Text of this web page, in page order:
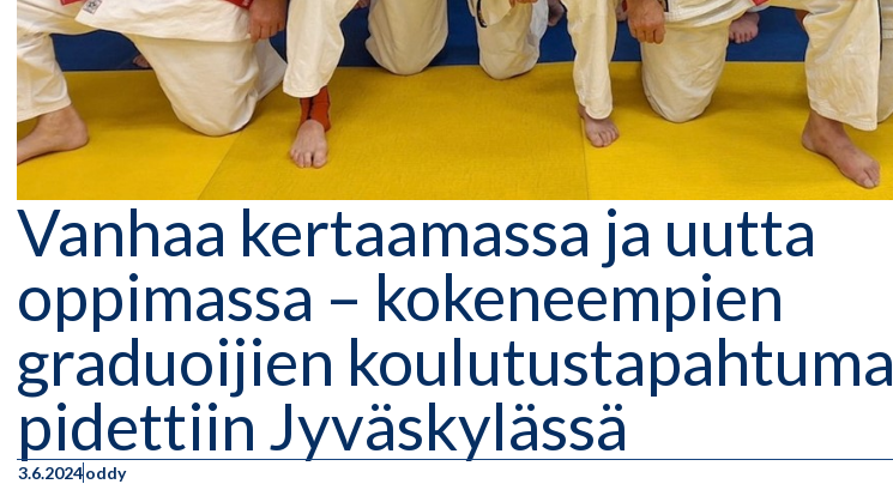
Vanhaa kertaamassa ja uutta
oppimassa – kokeneempien
graduoijien koulutustapahtuma
pidettiin Jyväskylässä
3.6.2024oddy